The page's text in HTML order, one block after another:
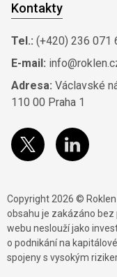
Kontakty
Tel.: (+420) 236 071
E-mail:
Adresa: Václavské
110 00 Praha 1
Copyright 2026 ©
obsahu je zakázáno
webu neslouží jako
o podnikání na
spojeny s vysokým